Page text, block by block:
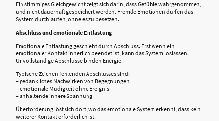
Ein stimmiges Gleichgewicht zeigt sich darin, dass Gefühle wahrgenommen,
und nicht dauerhaft gespeichert werden. Fremde Emotionen dürfen das
System durchlaufen, ohne es zu besetzen.
Abschluss und emotionale Entlastung
Emotionale Entlastung geschieht durch Abschluss. Erst wenn ein
emotionaler Kontakt innerlich beendet ist, kann das System loslassen.
Unvollständige Abschlüsse binden Energie.
Typische Zeichen fehlenden Abschlusses sind:
– gedankliches Nachwirken von Begegnungen
– emotionale Müdigkeit ohne Ereignis
– anhaltende innere Spannung
Überforderung löst sich dort, wo das emotionale System erkennt, dass kein
weiterer Kontakt erforderlich ist.